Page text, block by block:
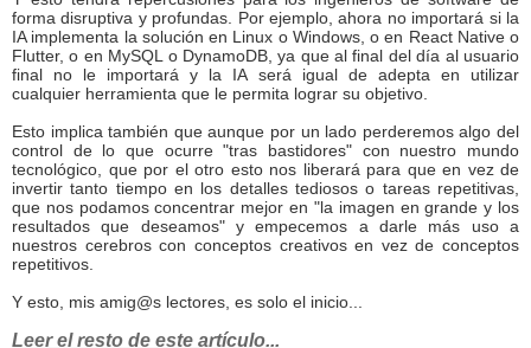
forma disruptiva y profundas. Por ejemplo, ahora no importará si la
IA implementa la solución en Linux o Windows, o en React Native o
Flutter, o en MySQL o DynamoDB, ya que al final del día al usuario
final no le importará y la IA será igual de adepta en utilizar
cualquier herramienta que le permita lograr su objetivo.
Esto implica también que aunque por un lado perderemos algo del
control de lo que ocurre "tras bastidores" con nuestro mundo
tecnológico, que por el otro esto nos liberará para que en vez de
invertir tanto tiempo en los detalles tediosos o tareas repetitivas,
que nos podamos concentrar mejor en "la imagen en grande y los
resultados que deseamos" y empecemos a darle más uso a
nuestros cerebros con conceptos creativos en vez de conceptos
repetitivos.
Y esto, mis amig@s lectores, es solo el inicio...
Leer el resto de este artículo...